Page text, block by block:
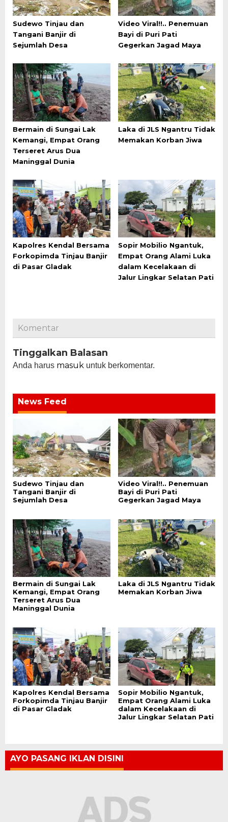
Sudewo Tinjau dan
Tangani Banjir di
Sejumlah Desa
Video Viral!!.. Penemuan
Bayi di Puri Pati
Gegerkan Jagad Maya
Bermain di Sungai Lak
Kemangi, Empat Orang
Terseret Arus Dua
Maninggal Dunia
Laka di JLS Ngantru Tidak
Memakan Korban Jiwa
Kapolres Kendal Bersama
Forkopimda Tinjau Banjir
di Pasar Gladak
Sopir Mobilio Ngantuk,
Empat Orang Alami Luka
dalam Kecelakaan di
Jalur Lingkar Selatan Pati
Komentar
Tinggalkan Balasan
Anda harus masuk untuk berkomentar.
News Feed
Sudewo Tinjau dan
Tangani Banjir di
Sejumlah Desa
Video Viral!!.. Penemuan
Bayi di Puri Pati
Gegerkan Jagad Maya
Bermain di Sungai Lak
Kemangi, Empat Orang
Terseret Arus Dua
Maninggal Dunia
Laka di JLS Ngantru Tidak
Memakan Korban Jiwa
Kapolres Kendal Bersama
Forkopimda Tinjau Banjir
di Pasar Gladak
Sopir Mobilio Ngantuk,
Empat Orang Alami Luka
dalam Kecelakaan di
Jalur Lingkar Selatan Pati
AYO PASANG IKLAN DISINI